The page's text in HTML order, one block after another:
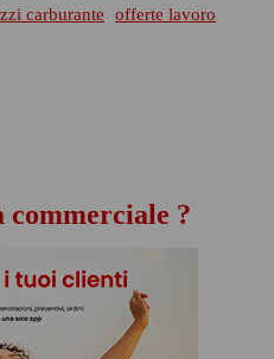
carburante
offerte lavoro
?